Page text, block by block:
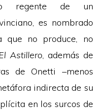
regente de un
es nombrado
que no produce, no
Astillero, además de
de Onetti –menos
indirecta de su
en los surcos de